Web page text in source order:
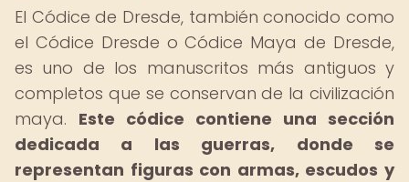
El Códice de Dresde, también conocido como
el Códice Dresde o Códice Maya de Dresde,
es uno de los manuscritos más antiguos y
completos que se conservan de la civilización
maya. Este códice contiene una sección
dedicada a las guerras, donde se
representan figuras con armas, escudos y